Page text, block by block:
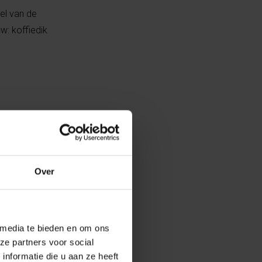
Over
te bieden en om ons
partners voor social
die u aan ze heeft
van de
koffiedik
(naam,
om de